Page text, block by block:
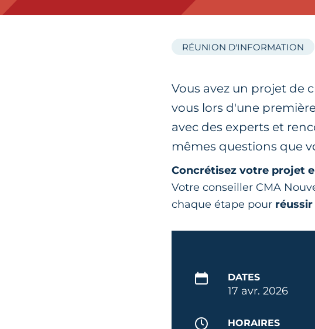
RÉUNION D'INFORMATION
Vous avez un projet de
vous lors d'une
avec des experts et
mêmes questions que
Concrétisez votre projet
Votre conseiller CMA
chaque étape pour
DATES
17 avr. 2026
HORAIRES